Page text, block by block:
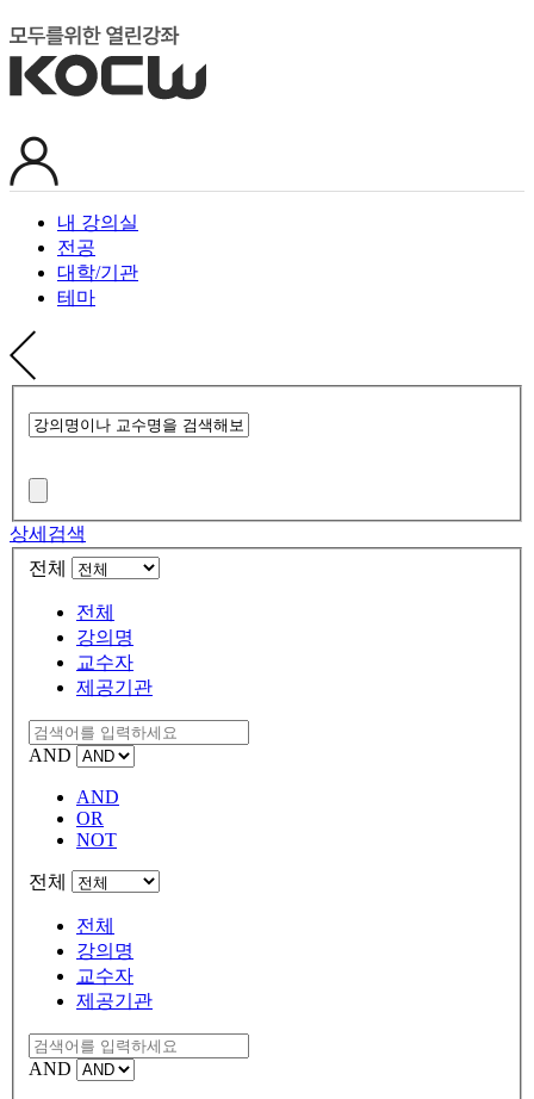
내 강의실
전공
대학/기관
테마
상세검색
전체
전체
강의명
교수자
제공기관
AND
AND
OR
NOT
전체
전체
강의명
교수자
제공기관
AND